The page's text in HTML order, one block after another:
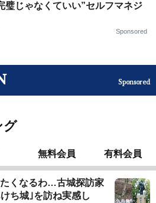
璧じゃなくていい”セルフマネジ
Sponsored
Sponsored
グ
無料会員 有料会員
くなるわ…古城探訪家
ち城｣を訪ね実感し